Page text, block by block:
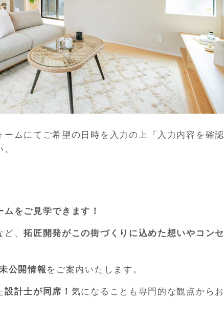
ームにてご希望の日時を入力の上『入力内容を確認
をご見学できます！
ど、拓匠開発がこの街づくりに込めた想いやコンセ
未公開情報 をご案内いたします。
設計士が同席！ 気になることも専門的な観点からお